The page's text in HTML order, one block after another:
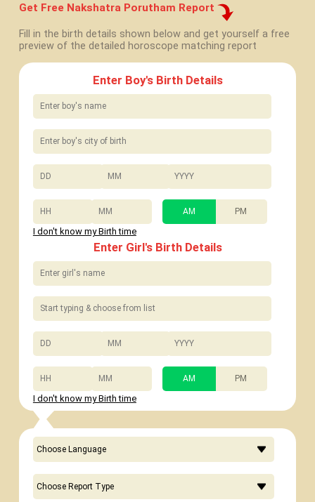
Get Free Nakshatra Porutham Report
Fill in the birth details shown below and get yourself a free
preview of the detailed horoscope matching report
Enter Boy's Birth Details
AM PM
I don't know my Birth time
Enter Girl's Birth Details
AM PM
I don't know my Birth time